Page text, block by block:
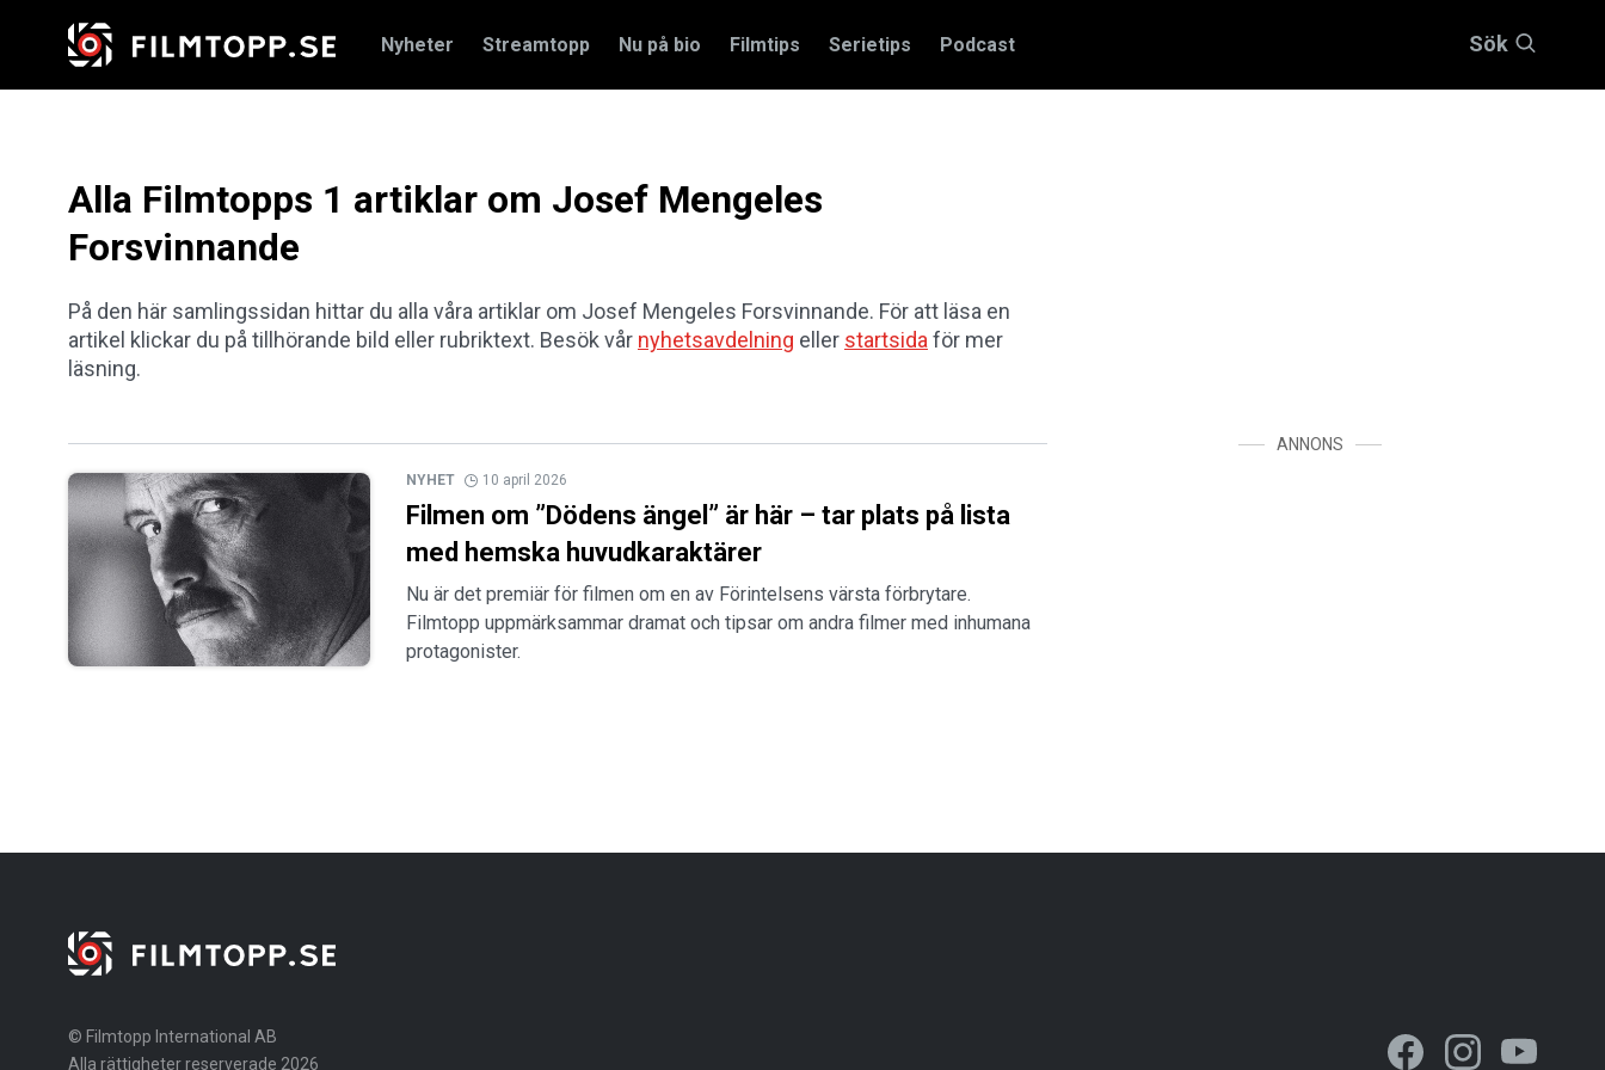
Nyheter Streamtopp Nu på bio Filmtips Serietips Podcast Sök
Alla Filmtopps 1 artiklar om Josef Mengeles
Forsvinnande
På den här samlingssidan hittar du alla våra artiklar om Josef Mengeles Forsvinnande. För att läsa en
artikel klickar du på tillhörande bild eller rubriktext. Besök vår nyhetsavdelning eller startsida för mer
läsning.
NYHET 10 april 2026
Filmen om ”Dödens ängel” är här – tar plats på lista
med hemska huvudkaraktärer
Nu är det premiär för filmen om en av Förintelsens värsta förbrytare.
Filmtopp uppmärksammar dramat och tipsar om andra filmer med inhumana
protagonister.
ANNONS
© Filmtopp International AB
Alla rättigheter reserverade 2026